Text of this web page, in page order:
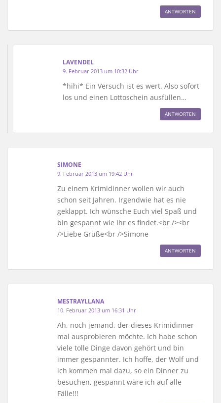
ANTWORTEN
LAVENDEL
9. Februar 2013 um 10:32 Uhr
*hihi* Ein Versuch ist es wert. Also sofort
los und einen Lottoschein ausfüllen…
ANTWORTEN
SIMONE
9. Februar 2013 um 19:42 Uhr
Zu einem Krimidinner wollen wir auch
schon seit Jahren. Irgendwie hat es nie
geklappt. Ich wünsche Euch viel Spaß und
bin gespannt wie Ihr es findet.<br /><br
/>Liebe Grüße<br />Simone
ANTWORTEN
MESTRAYLLANA
10. Februar 2013 um 16:31 Uhr
Ah, noch jemand, der dieses Krimidinner
mal ausprobieren möchte. Ich habe schon
viele tolle Dinge davon gehört und bin
immer gespannter. Ich hoffe, der Wolf und
ich kommen mal dazu, so ein Dinner zu
besuchen, gespannt wäre ich auf alle
Fälle!!!